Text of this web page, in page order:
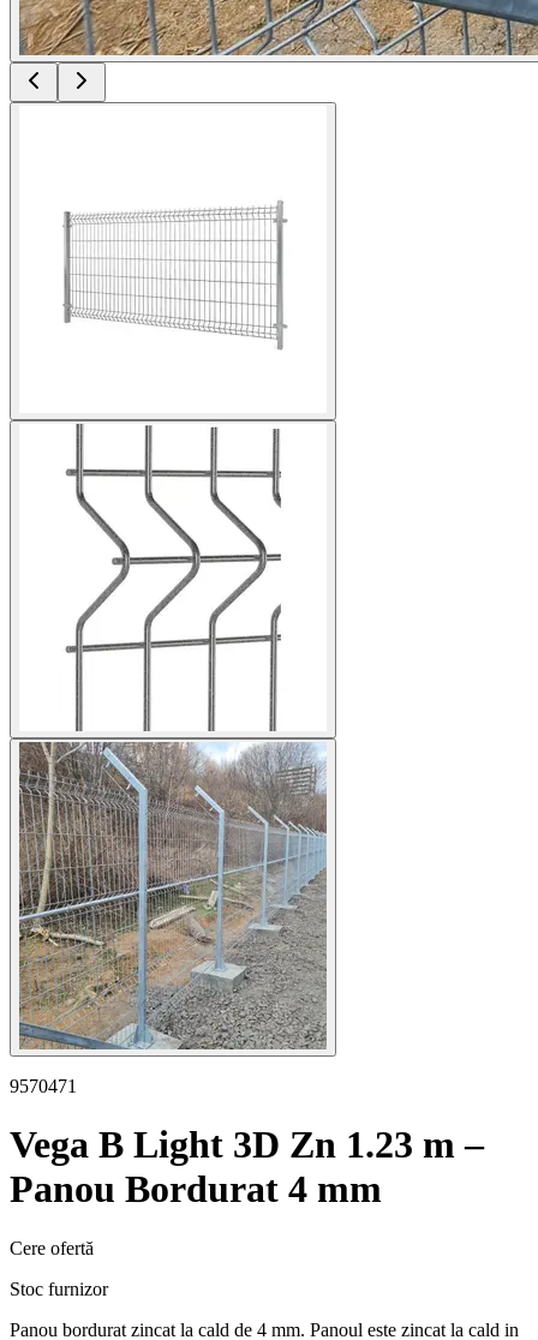
9570471
Vega B Light 3D Zn 1.23 m –
Panou Bordurat 4 mm
Cere ofertă
Stoc furnizor
Panou bordurat zincat la cald de 4 mm. Panoul este zincat la cald in